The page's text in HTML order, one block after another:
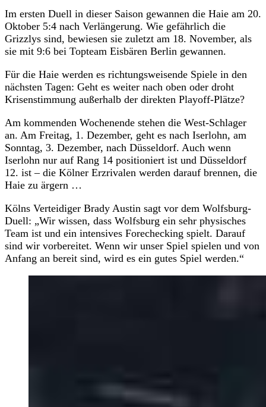
Im ersten Duell in dieser Saison gewannen die Haie am 20.
Oktober 5:4 nach Verlängerung. Wie gefährlich die
Grizzlys sind, bewiesen sie zuletzt am 18. November, als
sie mit 9:6 bei Topteam Eisbären Berlin gewannen.
Für die Haie werden es richtungsweisende Spiele in den
nächsten Tagen: Geht es weiter nach oben oder droht
Krisenstimmung außerhalb der direkten Playoff-Plätze?
Am kommenden Wochenende stehen die West-Schlager
an. Am Freitag, 1. Dezember, geht es nach Iserlohn, am
Sonntag, 3. Dezember, nach Düsseldorf. Auch wenn
Iserlohn nur auf Rang 14 positioniert ist und Düsseldorf
12. ist – die Kölner Erzrivalen werden darauf brennen, die
Haie zu ärgern …
Kölns Verteidiger Brady Austin sagt vor dem Wolfsburg-
Duell: „Wir wissen, dass Wolfsburg ein sehr physisches
Team ist und ein intensives Forechecking spielt. Darauf
sind wir vorbereitet. Wenn wir unser Spiel spielen und von
Anfang an bereit sind, wird es ein gutes Spiel werden.“